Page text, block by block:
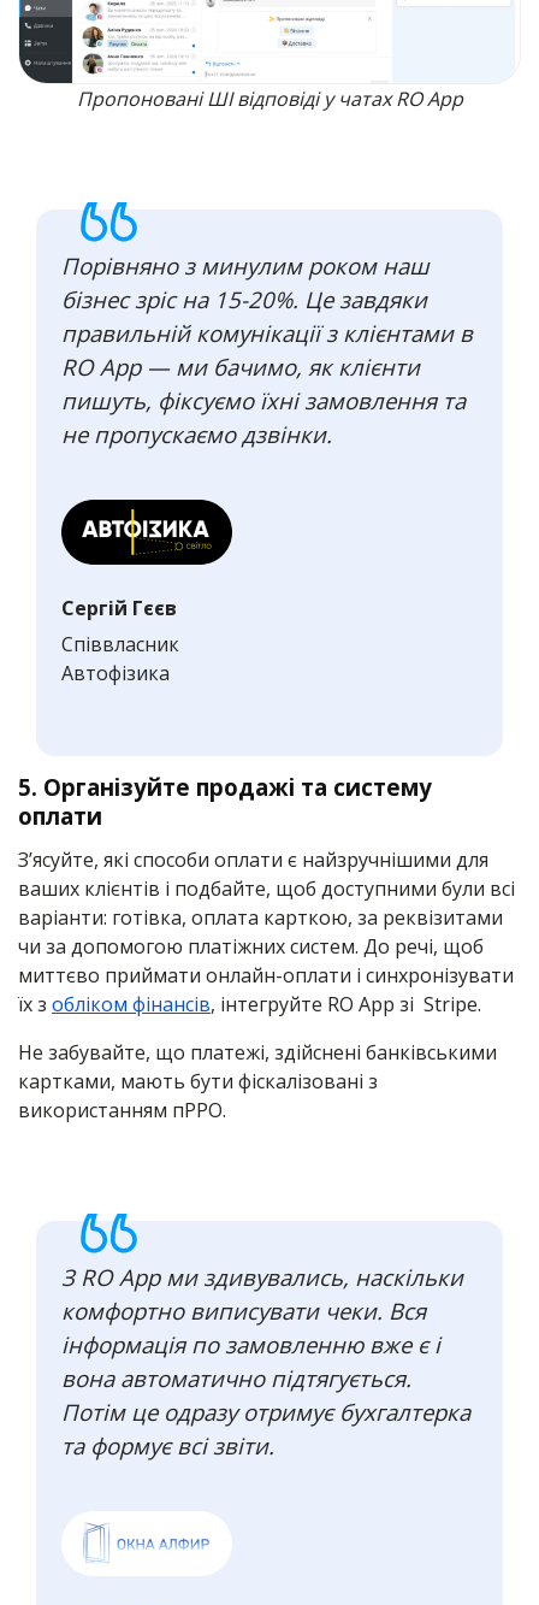
Пропоновані ШІ відповіді у чатах RO App
Порівняно з минулим роком наш
бізнес зріс на 15-20%. Це завдяки
правильній комунікації з клієнтами в
RO App — ми бачимо, як клієнти
пишуть, фіксуємо їхні замовлення та
не пропускаємо дзвінки.
Сергій Гєєв
Співвласник
Автофізика
5. Організуйте продажі та систему
оплати
Зʼясуйте, які способи оплати є найзручнішими для
ваших клієнтів і подбайте, щоб доступними були всі
варіанти: готівка, оплата карткою, за реквізитами
чи за допомогою платіжних систем. До речі, щоб
миттєво приймати онлайн-оплати і синхронізувати
їх з обліком фінансів, інтегруйте RO App зі Stripe.
Не забувайте, що платежі, здійснені банківськими
картками, мають бути фіскалізовані з
використанням пРРО.
З RO App ми здивувались, наскільки
комфортно виписувати чеки. Вся
інформація по замовленню вже є і
вона автоматично підтягується.
Потім це одразу отримує бухгалтерка
та формує всі звіти.